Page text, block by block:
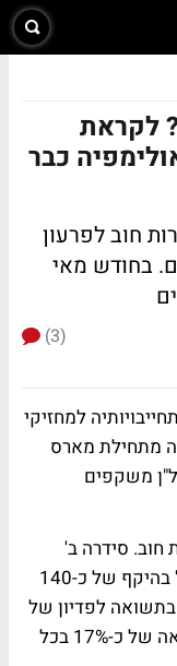
לקראת
כבר
חוב לפרעון
שקלים. בחודש מאי
(3)
למחזיקי
מתחילת מארס
משקפים
חוב. סידרה ב'
בהיקף של כ-100 מיליון שקל וסידרה ג' בהיקף של כ-140
לפדיון של
37% ו-35% בהתאמה, זאת לעומת תשואה של כ-17% בכל